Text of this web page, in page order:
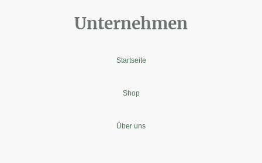
Unternehmen
Startseite
Shop
Über uns